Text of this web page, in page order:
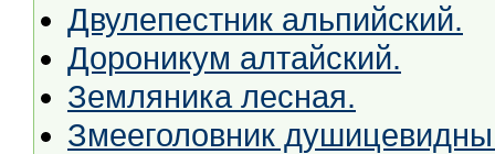
Двулепестник альпийский.
Дороникум алтайский.
Земляника лесная.
Змееголовник